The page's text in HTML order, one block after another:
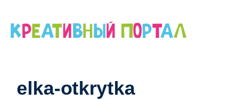
elka-otkrytka